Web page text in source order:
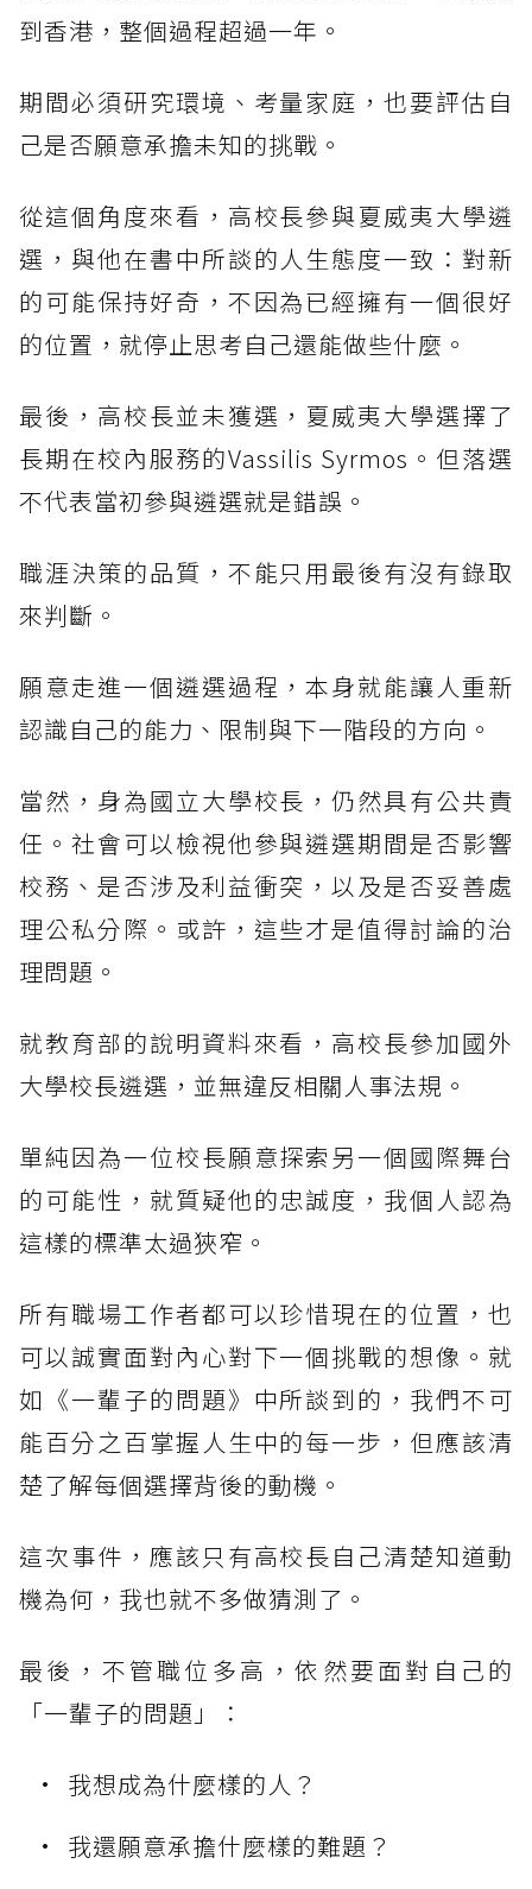
到香港，整個過程超過一年。
期間必須研究環境、考量家庭，也要評估自
己是否願意承擔未知的挑戰。
從這個角度來看，高校長參與夏威夷大學遴
選，與他在書中所談的人生態度一致：對新
的可能保持好奇，不因為已經擁有一個很好
的位置，就停止思考自己還能做些什麼。
最後，高校長並未獲選，夏威夷大學選擇了
長期在校內服務的Vassilis Syrmos。但落選
不代表當初參與遴選就是錯誤。
職涯決策的品質，不能只用最後有沒有錄取
來判斷。
願意走進一個遴選過程，本身就能讓人重新
認識自己的能力、限制與下一階段的方向。
當然，身為國立大學校長，仍然具有公共責
任。社會可以檢視他參與遴選期間是否影響
校務、是否涉及利益衝突，以及是否妥善處
理公私分際。或許，這些才是值得討論的治
理問題。
就教育部的說明資料來看，高校長參加國外
大學校長遴選，並無違反相關人事法規。
單純因為一位校長願意探索另一個國際舞台
的可能性，就質疑他的忠誠度，我個人認為
這樣的標準太過狹窄。
所有職場工作者都可以珍惜現在的位置，也
可以誠實面對內心對下一個挑戰的想像。就
如《一輩子的問題》中所談到的，我們不可
能百分之百掌握人生中的每一步，但應該清
楚了解每個選擇背後的動機。
這次事件，應該只有高校長自己清楚知道動
機為何，我也就不多做猜測了。
最後，不管職位多高，依然要面對自己的
「一輩子的問題」：
我想成為什麼樣的人？
我還願意承擔什麼樣的難題？